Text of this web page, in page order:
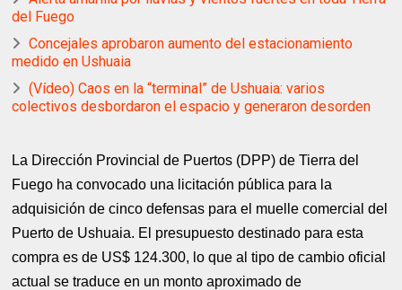
del Fuego
Concejales aprobaron aumento del estacionamiento
medido en Ushuaia
(Vídeo) Caos en la “terminal” de Ushuaia: varios
colectivos desbordaron el espacio y generaron desorden
La Dirección Provincial de Puertos (DPP) de Tierra del
Fuego ha convocado una licitación pública para la
adquisición de cinco defensas para el muelle comercial del
Puerto de Ushuaia. El presupuesto destinado para esta
compra es de US$ 124.300, lo que al tipo de cambio oficial
actual se traduce en un monto aproximado de